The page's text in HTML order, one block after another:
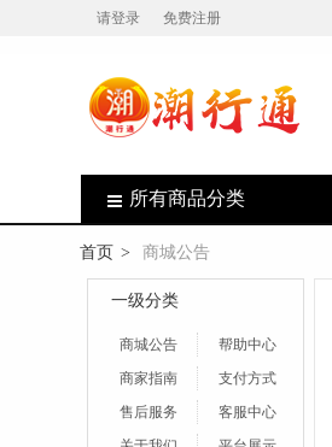
请登录 免费注册
所有商品分类
首页 > 商城公告
一级分类
商城公告
帮助中心
商家指南
支付方式
售后服务
客服中心